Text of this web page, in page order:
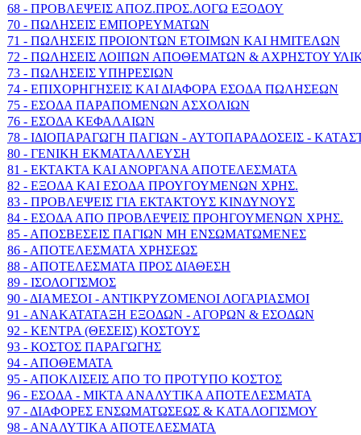
68 - ΠΡΟΒΛΕΨΕΙΣ ΑΠΟΖ.ΠΡΟΣ.ΛΟΓΩ ΕΞΟΔΟΥ
70 - ΠΩΛΗΣΕΙΣ ΕΜΠΟΡΕΥΜΑΤΩΝ
71 - ΠΩΛΗΣΕΙΣ ΠΡΟΙΟΝΤΩΝ ΕΤΟΙΜΩΝ ΚΑΙ ΗΜΙΤΕΛΩΝ
72 - ΠΩΛΗΣΕΙΣ ΛΟΙΠΩΝ ΑΠΟΘΕΜΑΤΩΝ & ΑΧΡΗΣΤΟΥ
73 - ΠΩΛΗΣΕΙΣ ΥΠΗΡΕΣΙΩΝ
74 - ΕΠΙΧΟΡΗΓΗΣΕΙΣ ΚΑΙ ΔΙΑΦΟΡΑ ΕΣΟΔΑ ΠΩΛΗΣΕΩΝ
75 - ΕΣΟΔΑ ΠΑΡΑΠΟΜΕΝΩΝ ΑΣΧΟΛΙΩΝ
76 - ΕΣΟΔΑ ΚΕΦΑΛΑΙΩΝ
78 - ΙΔΙΟΠΑΡΑΓΩΓΗ ΠΑΓΙΩΝ - ΑΥΤΟΠΑΡΑΔΟΣΕΙΣ -
80 - ΓΕΝΙΚΗ ΕΚΜΑΤΑΛΛΕΥΣΗ
81 - ΕΚΤΑΚΤΑ ΚΑΙ ΑΝΟΡΓΑΝΑ ΑΠΟΤΕΛΕΣΜΑΤΑ
82 - ΕΞΟΔΑ ΚΑΙ ΕΣΟΔΑ ΠΡΟΥΓΟΥΜΕΝΩΝ ΧΡΗΣ.
83 - ΠΡΟΒΛΕΨΕΙΣ ΓΙΑ ΕΚΤΑΚΤΟΥΣ ΚΙΝΔΥΝΟΥΣ
84 - ΕΣΟΔΑ ΑΠΟ ΠΡΟΒΛΕΨΕΙΣ ΠΡΟΗΓΟΥΜΕΝΩΝ ΧΡΗΣ.
85 - ΑΠΟΣΒΕΣΕΙΣ ΠΑΓΙΩΝ ΜΗ ΕΝΣΩΜΑΤΩΜΕΝΕΣ
86 - ΑΠΟΤΕΛΕΣΜΑΤΑ ΧΡΗΣΕΩΣ
88 - ΑΠΟΤΕΛΕΣΜΑΤΑ ΠΡΟΣ ΔΙΑΘΕΣΗ
89 - ΙΣΟΛΟΓΙΣΜΟΣ
90 - ΔΙΑΜΕΣΟΙ - ΑΝΤΙΚΡΥΖΟΜΕΝΟΙ ΛΟΓΑΡΙΑΣΜΟΙ
91 - ΑΝΑΚΑΤΑΤΑΞΗ ΕΞΟΔΩΝ - ΑΓΟΡΩΝ & ΕΣΟΔΩΝ
92 - ΚΕΝΤΡΑ (ΘΕΣΕΙΣ) ΚΟΣΤΟΥΣ
93 - ΚΟΣΤΟΣ ΠΑΡΑΓΩΓΗΣ
94 - ΑΠΟΘΕΜΑΤΑ
95 - ΑΠΟΚΛΙΣΕΙΣ ΑΠΟ ΤΟ ΠΡΟΤΥΠΟ ΚΟΣΤΟΣ
96 - ΕΣΟΔΑ - ΜΙΚΤΑ ΑΝΑΛΥΤΙΚΑ ΑΠΟΤΕΛΕΣΜΑΤΑ
97 - ΔΙΑΦΟΡΕΣ ΕΝΣΩΜΑΤΩΣΕΩΣ & ΚΑΤΑΛΟΓΙΣΜΟΥ
98 - ΑΝΑΛΥΤΙΚΑ ΑΠΟΤΕΛΕΣΜΑΤΑ